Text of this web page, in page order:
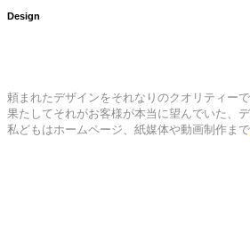
Design
頼まれたデザインをそれなりのクオリティーで
果たしてそれがお客様が本当に望んでいた、
私どもはホームページ、紙媒体や動画制作まで